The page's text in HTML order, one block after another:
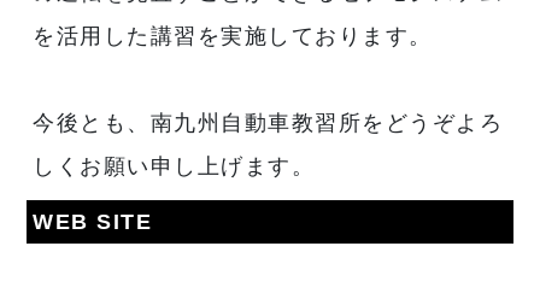
を活用した講習を実施しております。
今後とも、南九州自動車教習所をどうぞよろ
しくお願い申し上げます。
WEB SITE